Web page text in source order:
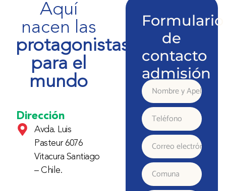
Aquí
nacen las
protagonistas
para el
mundo
Dirección
Avda. Luis
Pasteur 6076
Vitacura Santiago
– Chile.
Formulario
de
contacto
admisión
Nombre
y
Apellido
Teléfono
Correo
electrónico
Comuna